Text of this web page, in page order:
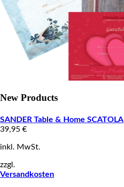
New Products
SANDER Table & Home SCATOLA
39,95 €
inkl. MwSt.
zzgl.
Versandkosten